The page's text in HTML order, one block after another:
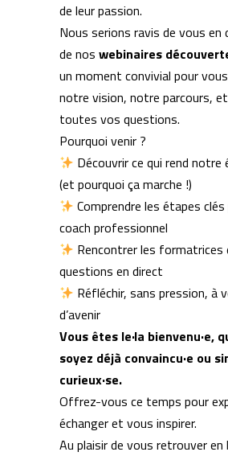
de leur passion.
Nous serions ravis de vous en
de nos webinaires
un moment convivial pour
notre vision, notre parcours,
toutes vos questions.
Pourquoi venir ?
Découvrir ce qui rend notre
(et pourquoi ça marche !)
Comprendre les étapes
coach professionnel
Rencontrer les
questions en direct
Réfléchir, sans pression, à
d’avenir
Vous êtes le·la bienvenu·e,
soyez déjà convaincu·e ou
curieux·se.
Offrez-vous ce temps pour
échanger et vous inspirer.
Au plaisir de vous retrouver